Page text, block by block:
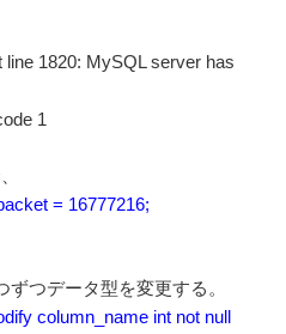
1820: MySQL server has
1
= 16777216;
つデータ型を変更する。
column_name int not null